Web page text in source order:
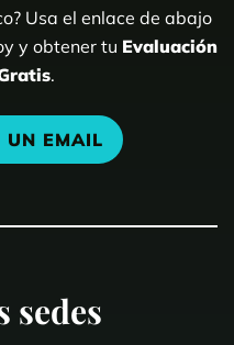
Usa el enlace de abajo
y obtener tu Evaluación
.
UN EMAIL
sedes